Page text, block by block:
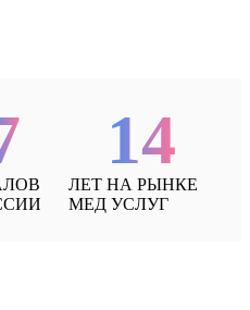
14
ЛЕТ НА РЫНКЕ
МЕД УСЛУГ